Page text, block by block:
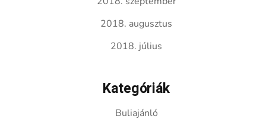
2018. augusztus
2018. július
Kategóriák
Buliajánló